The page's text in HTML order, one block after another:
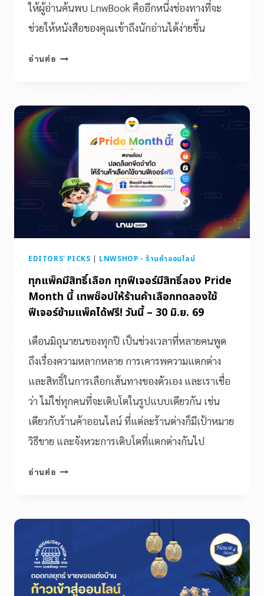
ให้ผู้อ่านค้นพบ LnwBook คืออีกหนึ่งช่องทางที่จะ
ช่วยให้หนังสือของคุณเข้าถึงนักอ่านได้ง่ายขึ้น
อ่านต่อ
EDITORS' PICKS | LNWSHOP - ร้านค้าออนไลน์
ทุกแพ็คมีสิทธิ์เลือก ทุกฟีเจอร์มีสิทธิ์ลอง Pride
Month นี้ เทพช็อปให้ร้านค้าเลือกทดลองใช้
ฟีเจอร์ข้ามแพ็คได้ฟรี! วันนี้ – 30 มิ.ย. 69
เดือนมิถุนายนของทุกปี เป็นช่วงเวลาที่หลายคนพูด
ถึงเรื่องความหลากหลาย การเคารพความแตกต่าง
และสิทธิ์ในการเลือกเส้นทางของตัวเอง และเราเชื่อ
ว่า ไม่ใช่ทุกคนที่จะเติบโตในรูปแบบเดียวกัน เช่น
เดียวกับร้านค้าออนไลน์ ที่แต่ละร้านต่างก็มีเป้าหมาย
วิธีขาย และจังหวะการเติบโตที่แตกต่างกันไป
อ่านต่อ